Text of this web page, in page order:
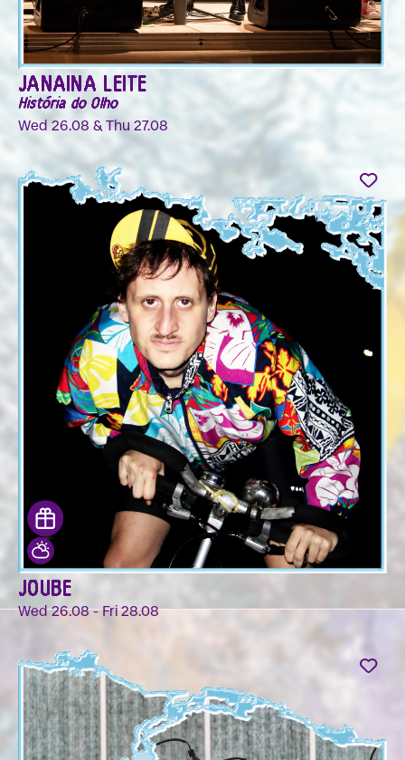
JANAINA LEITE
História do Olho
Wed 26.08 & Thu 27.08
JOUBE
Wed 26.08 - Fri 28.08